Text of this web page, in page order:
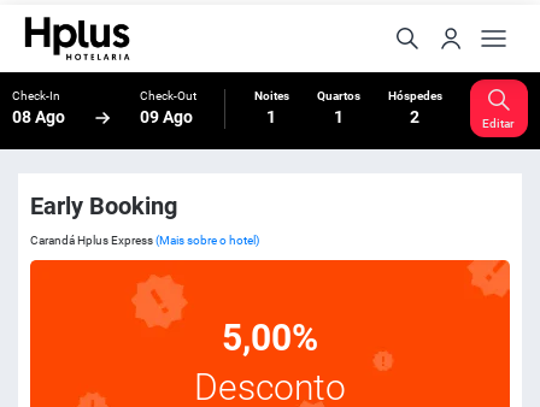
Check-In
08 Ago
Check-Out
09 Ago
Noites
1
Quartos
1
Hóspedes
2 Editar
Early Booking
Carandá Hplus Express(Mais sobre o hotel)
5,00%
Desconto